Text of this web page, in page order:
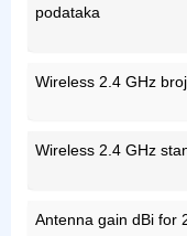
podataka
Wireless 2.4 GHz
Wireless 2.4 GHz
Antenna gain dBi for